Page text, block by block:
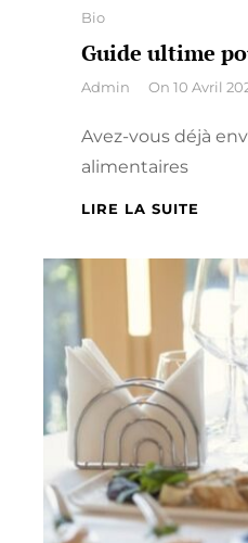
Categories
Bio
Guide ultime
By
Admin On 10 Avril
Avez-vous déjà
alimentaires
LIRE LA SUITE
DES
ET